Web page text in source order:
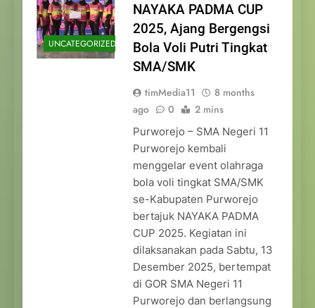
UNCATEGORIZED
NAYAKA PADMA CUP
2025, Ajang Bergengsi
Bola Voli Putri Tingkat
SMA/SMK
timMedia11
8 months
ago
0 2 mins
Purworejo – SMA Negeri 11
Purworejo kembali
menggelar event olahraga
bola voli tingkat SMA/SMK
se-Kabupaten Purworejo
bertajuk NAYAKA PADMA
CUP 2025. Kegiatan ini
dilaksanakan pada Sabtu, 13
Desember 2025, bertempat
di GOR SMA Negeri 11
Purworejo dan berlangsung